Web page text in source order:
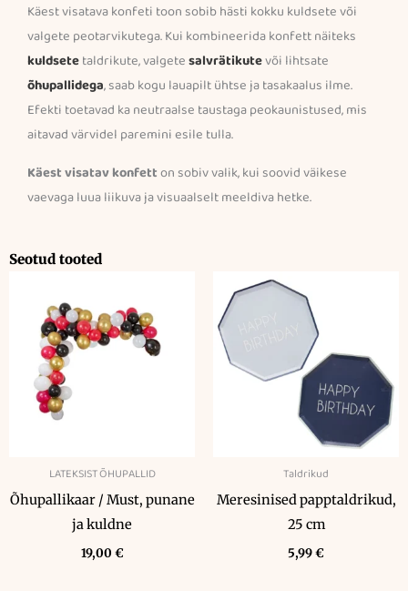
Käest visatava konfeti toon sobib hästi kokku kuldsete või
valgete peotarvikutega. Kui kombineerida konfett näiteks
kuldsetetaldrikute, valgetesalvrätikutevõi lihtsate
õhupallidega, saab kogu lauapilt ühtse ja tasakaalus ilme.
Efekti toetavad ka neutraalse taustaga peokaunistused, mis
aitavad värvidel paremini esile tulla.
Käest visatav konfetton sobiv valik, kui soovid väikese
vaevaga luua liikuva ja visuaalselt meeldiva hetke.
Seotud tooted
LATEKSIST ÕHUPALLID
Õhupallikaar / Must, punane
ja kuldne
19,00 €
Taldrikud
Meresinised papptaldrikud,
25 cm
5,99€